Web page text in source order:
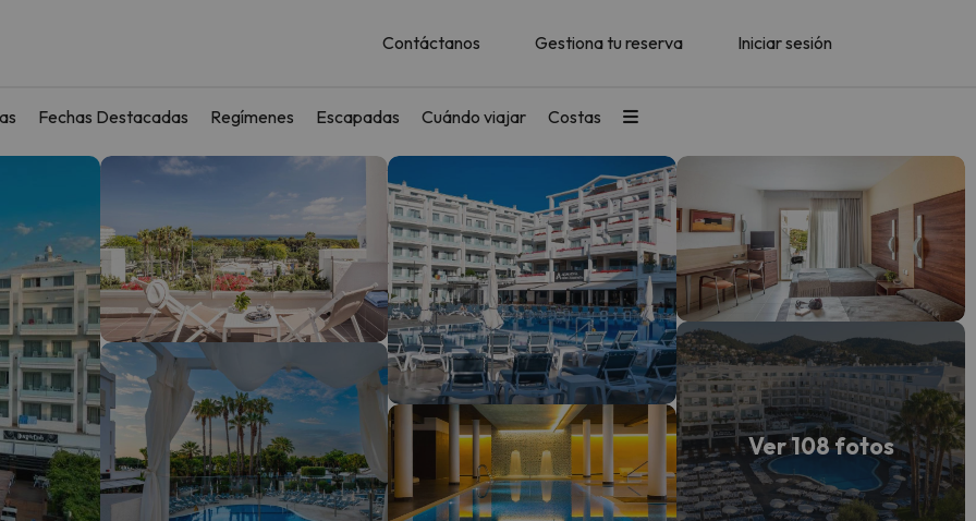
Contáctanos Gestiona tu reserva Iniciar sesión
Fechas Destacadas Regímenes Escapadas Cuándo viajar Costas
Ver 108 fotos